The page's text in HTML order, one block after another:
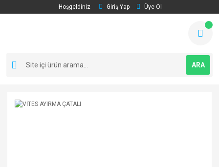
Hoşgeldiniz Giriş Yap Üye Ol
ARA